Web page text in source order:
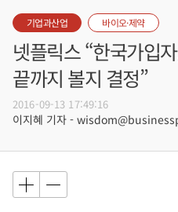
기업과산업 바이오·제약
넷플릭스 “한국가입
끝까지 볼지 결정”
2016-09-13 17:49:16
이지혜 기자 -